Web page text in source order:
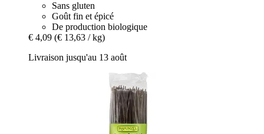
Sans gluten
Goût fin et épicé
De production biologique
€ 4,09 (€ 13,63 / kg)
Livraison jusqu'au 13 août